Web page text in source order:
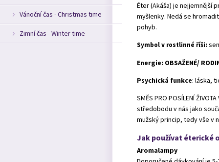
Éter (Akáša) je nejjemnější
myšlenky. Nedá se
pohyb.
Symbol v rostlinné říši:
Energie: OBSAŽENÉ/
Psychická funkce: láska,
SMĚS PRO POSÍLENÍ
středobodu v nás jako
mužský princip, tedy vše v
Jak používat éterické
Aromalampy
Vánoční čas - Christmas time
Zimní čas - Winter time